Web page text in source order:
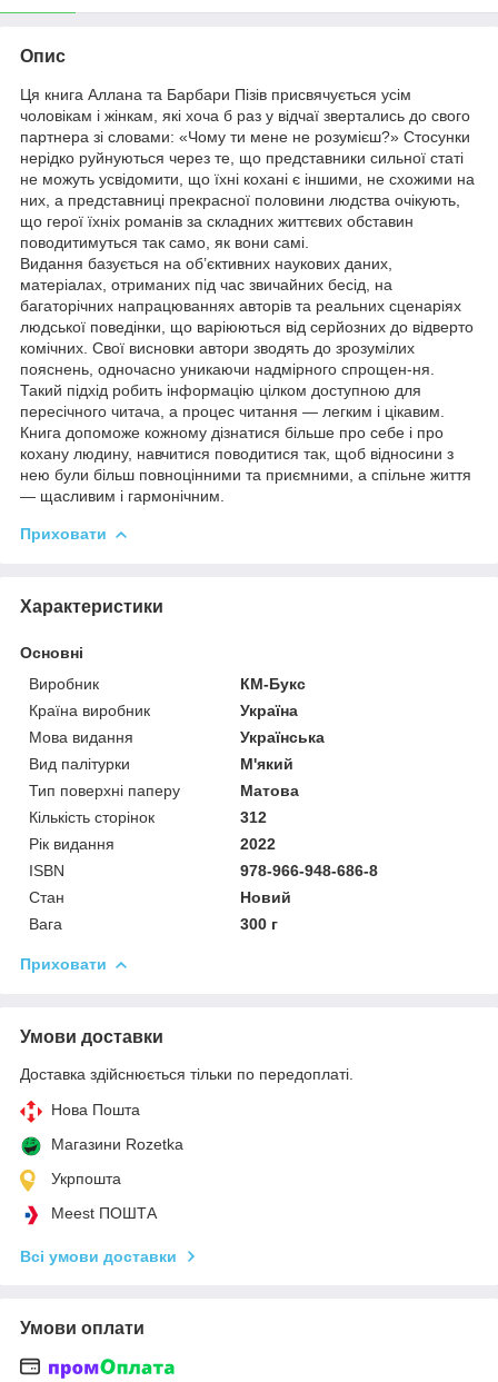
Опис
Ця книга Аллана та Барбари Пізів присвячується усім
чоловікам і жінкам, які хоча б раз у відчаї звертались до свого
партнера зі словами: «Чому ти мене не розумієш?» Стосунки
нерідко руйнуються через те, що представники сильної статі
не можуть усвідомити, що їхні кохані є іншими, не схожими на
них, а представниці прекрасної половини людства очікують,
що герої їхніх романів за складних життєвих обставин
поводитимуться так само, як вони самі.
Видання базується на об’єктивних наукових даних,
матеріалах, отриманих під час звичайних бесід, на
багаторічних напрацюваннях авторів та реальних сценаріях
людської поведінки, що варіюються від серйозних до відверто
комічних. Свої висновки автори зводять до зрозумілих
пояснень, одночасно уникаючи надмірного спрощен-ня.
Такий підхід робить інформацію цілком доступною для
пересічного читача, а процес читання — легким і цікавим.
Книга допоможе кожному дізнатися більше про себе і про
кохану людину, навчитися поводитися так, щоб відносини з
нею були більш повноцінними та приємними, а спільне життя
— щасливим і гармонічним.
Приховати
Характеристики
Основні
Виробник
КМ-Букс
Країна виробник
Україна
Мова видання
Українська
Вид палітурки
М'який
Тип поверхні паперу
Матова
Кількість сторінок
312
Рік видання
2022
ISBN
978-966-948-686-8
Стан
Новий
Вага
300 г
Приховати
Умови доставки
Доставка здійснюється тільки по передоплаті.
Нова Пошта
Магазини Rozetka
Укрпошта
Meest ПОШТА
Всі умови доставки
Умови оплати